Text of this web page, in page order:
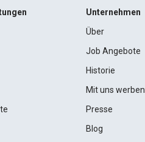
Unternehmen
Über
Job Angebote
Historie
Mit uns werben
Presse
Blog